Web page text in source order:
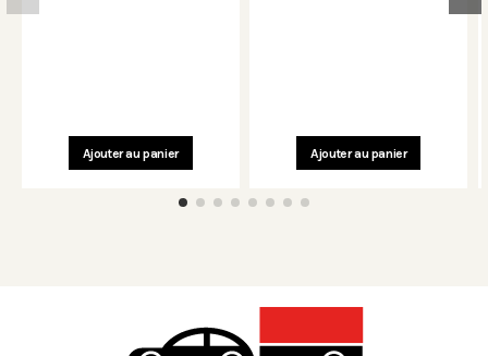
Ajouter au panier Ajouter au panier